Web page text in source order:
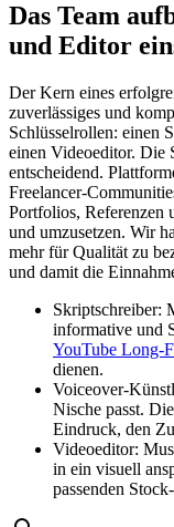
Das Team
und Editor
Der Kern eines
zuverlässiges und
Schlüsselrollen: einen
einen Videoeditor. Die
entscheidend.
Freelancer-
Portfolios, Referenzen
und umzusetzen. Wir
mehr für Qualität zu
und damit die
Skriptschreiber:
informative und
YouTube Long-
dienen.
Voiceover-
Nische passt.
Eindruck, den
Videoeditor:
in ein visuell
passenden